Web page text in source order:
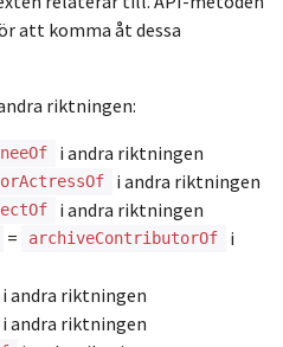
att komma åt dessa
riktningen:
i andra riktningen
i andra riktningen
i andra riktningen
= archiveContributorOf
i
i andra riktningen
i andra riktningen